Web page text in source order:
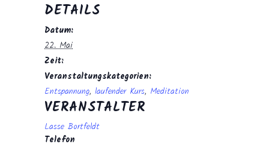
DETAILS
Datum:
22. Mai
Zeit:
Veranstaltungskategorien:
Entspannung, laufender Kurs, Meditation
VERANSTALTER
Lasse Bortfeldt
Telefon